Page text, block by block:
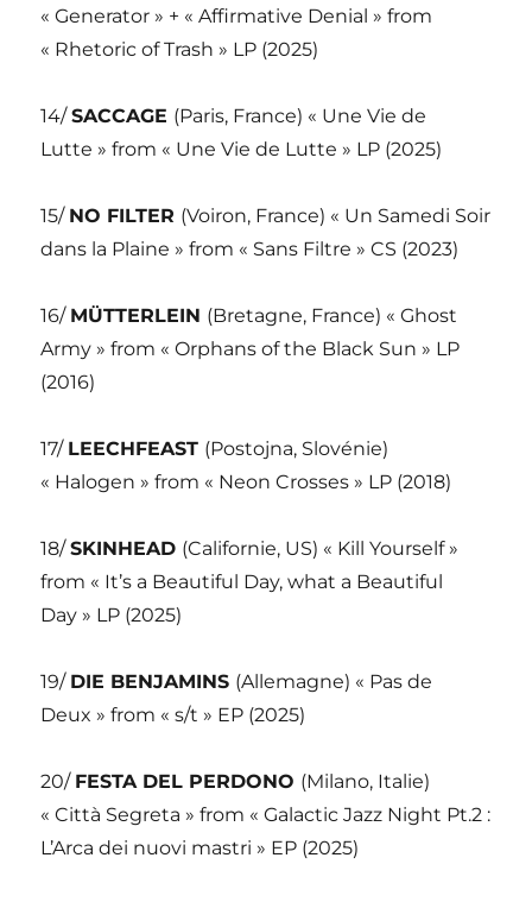
« Generator » + « Affirmative Denial » from
« Rhetoric of Trash » LP (2025)
14/SACCAGE (Paris, France) « Une Vie de
Lutte » from « Une Vie de Lutte » LP (2025)
15/ NO FILTER (Voiron, France) « Un Samedi Soir
dans la Plaine » from « Sans Filtre » CS (2023)
16/ MÜTTERLEIN (Bretagne, France) « Ghost
Army » from « Orphans of the Black Sun » LP
(2016)
17/ LEECHFEAST (Postojna, Slovénie)
« Halogen » from « Neon Crosses » LP (2018)
18/SKINHEAD (Californie, US) « Kill Yourself »
from « It’s a Beautiful Day, what a Beautiful
Day » LP (2025)
19/ DIE BENJAMINS (Allemagne) « Pas de
Deux » from « s/t » EP (2025)
20/ FESTA DEL PERDONO (Milano, Italie)
« Città Segreta » from « Galactic Jazz Night Pt.2 :
L’Arca dei nuovi mastri » EP (2025)